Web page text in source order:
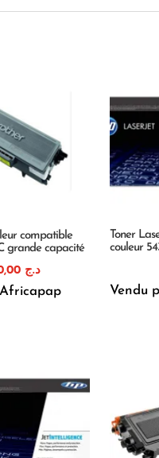
compatible
grande capacité
د.ج
Toner
couleur
Vendu